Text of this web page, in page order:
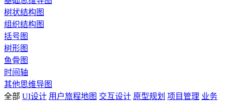
树状结构图
组织结构图
括号图
树形图
鱼骨图
时间轴
其他思维导图
全部 UI设计 用户旅程地图 交互设计 原型规划 项目管理 业务